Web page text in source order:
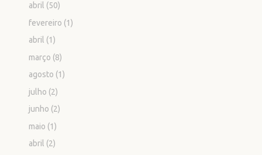
abril (50)
fevereiro (1)
abril (1)
março (8)
agosto (1)
julho (2)
junho (2)
maio (1)
abril (2)